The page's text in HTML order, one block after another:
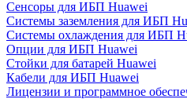
Сенсоры для ИБП Huawei
Системы заземления для ИБП
Системы охлаждения для ИБП
Опции для ИБП Huawei
Стойки для батарей Huawei
Кабели для ИБП Huawei
Лицензии и программное